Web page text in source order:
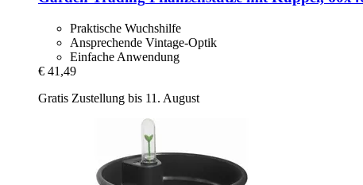
Praktische Wuchshilfe
Ansprechende Vintage-Optik
Einfache Anwendung
€ 41,49
Gratis Zustellung bis 11. August